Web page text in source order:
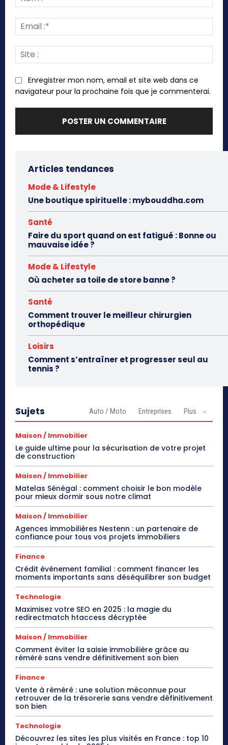
:*
:*
:
Enregistrer mon nom, email et site web dans ce
navigateur pour la prochaine fois que je commenterai.
Articles tendances
Mode & Lifestyle
Une boutique spirituelle : mybouddha.com
Santé
Faire du sport quand on est fatigué : Bonne ou
mauvaise idée ?
Mode & Lifestyle
Où acheter sa toile de store banne ?
Santé
Comment trouver le meilleur chirurgien
orthopédique
Loisirs
Comment s’entraîner et progresser seul au
tennis ?
Sujets Auto / Moto Entreprises Plus
Maison / Immobilier
Le guide ultime pour la sécurisation de votre projet
de construction
Maison / Immobilier
Matelas Sénégal : comment choisir le bon modèle
pour mieux dormir sous notre climat
Maison / Immobilier
Agences immobilières Nestenn : un partenaire de
confiance pour tous vos projets immobiliers
Finance
Crédit événement familial : comment financer les
moments importants sans déséquilibrer son budget
Technologie
Maximisez votre SEO en 2025 : la magie du
redirectmatch htaccess décryptée
Maison / Immobilier
Comment éviter la saisie immobilière grâce au
réméré sans vendre définitivement son bien
Finance
Vente à réméré : une solution méconnue pour
retrouver de la trésorerie sans vendre définitivement
son bien
Technologie
Découvrez les sites les plus visités en France : top 10